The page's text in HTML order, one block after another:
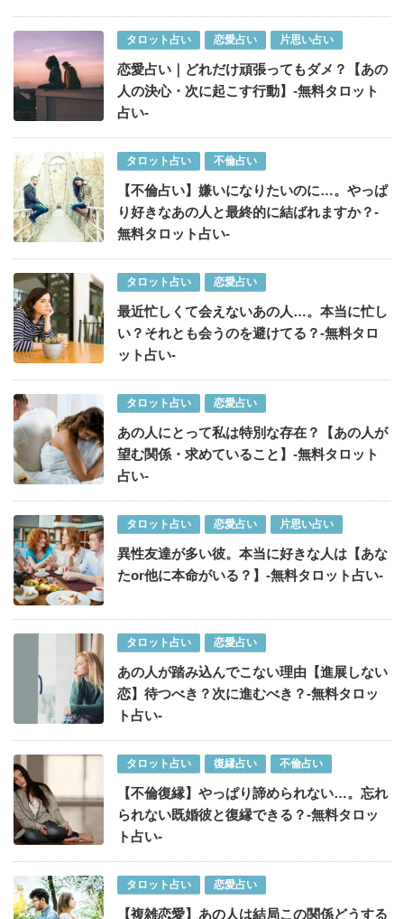
タロット占い 恋愛占い 片思い占い
恋愛占い｜どれだけ頑張ってもダメ？【あの
人の決心・次に起こす行動】-無料タロット
占い-
タロット占い 不倫占い
【不倫占い】嫌いになりたいのに…。やっぱ
り好きなあの人と最終的に結ばれますか？-
無料タロット占い-
タロット占い 恋愛占い
最近忙しくて会えないあの人…。本当に忙し
い？それとも会うのを避けてる？-無料タロ
ット占い-
タロット占い 恋愛占い
あの人にとって私は特別な存在？【あの人が
望む関係・求めていること】-無料タロット
占い-
タロット占い 恋愛占い 片思い占い
異性友達が多い彼。本当に好きな人は【あな
たor他に本命がいる？】-無料タロット占い-
タロット占い 恋愛占い
あの人が踏み込んでこない理由【進展しない
恋】待つべき？次に進むべき？-無料タロッ
ト占い-
タロット占い 復縁占い 不倫占い
【不倫復縁】やっぱり諦められない…。忘れ
られない既婚彼と復縁できる？-無料タロッ
ト占い-
タロット占い 恋愛占い
【複雑恋愛】あの人は結局この関係どうする